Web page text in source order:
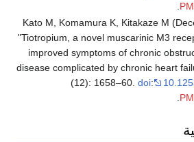
.
Kato M, Komamura K, Kitakaze M
"Tiotropium, a novel muscarinic M3
improved symptoms of chronic
disease complicated by chronic heart
(12): 1658–60.doi: